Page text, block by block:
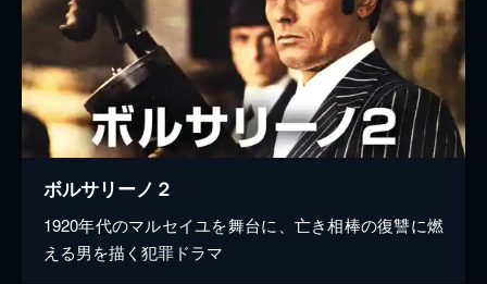
ボルサリーノ２
1920年代のマルセイユを舞台に、亡き相棒の復讐に燃
える男を描く犯罪ドラマ